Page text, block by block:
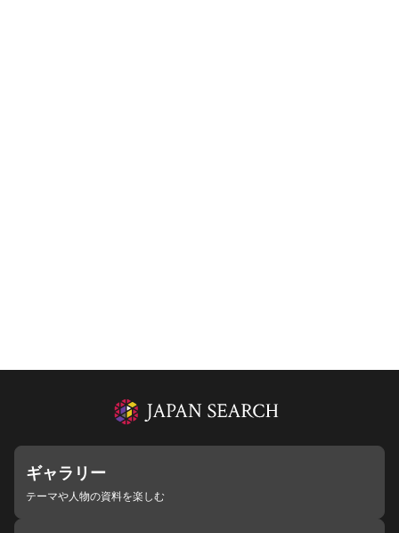
ギャラリー
テーマや人物の資料を楽しむ